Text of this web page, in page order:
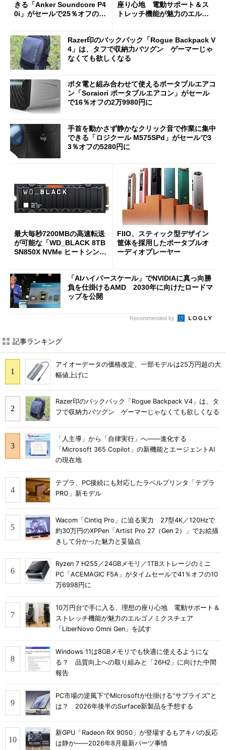
きる「Anker Soundcore P4
0i」がセールで25％オフの59
座り心地 電動サポート＆ス
トレッチ機能が魅力のエルゴ
Razer印のバックパック「Rogue Backpack V
4」は、タフで収納力バツグン ゲーマーじゃ
なくても欲しくなる
ポタ電と組み合わせて使えるポータブルエアコ
ン「Soraiori ポータブルエアコン」がセール
で16％オフの2万9980円に
手首を動かさず静かなクリック音で作業に集中
できる「ロジクール M575SPd」がセールで3
3％オフの5280円に
最大毎秒7200MBの高速転送
が可能な「WD_BLACK 8TB
SN850X NVMe ヒートシンク
FIIO、スティック型デザイン
筐体を採用したポータブルオ
ーディオプレーヤー
「AIハイパースケール」でNVIDIAに真っ向勝
負を仕掛けるAMD 2030年に向けたロードマ
ップを公開
Recommended by
記事ランキング
アイオーデータの価格改定、一部モデルは25万円超の大
幅値上げに
Razer印のバックパック「Rogue Backpack V4」は、タ
フで収納力バツグン ゲーマーじゃなくても欲しくなる
「人主導」から「自律実行」へ――進化する
「Microsoft 365 Copilot」の新機能とエージェントAI
の現在地
テプラ、PC接続にも対応したラベルプリンタ「テプラ
PRO」新モデル
Wacom「Cintiq Pro」に迫る実力 27型4K／120Hzで
約30万円のXPPen「Artist Pro 27（Gen 2）」でお絵描
きして分かった魅力と妥協点
Ryzen 7 H255／24GBメモリ／1TBストレージのミニ
PC「ACEMAGIC F5A」がタイムセールで41％オフの10
万6998円に
10万円台で手に入る、理想の座り心地 電動サポート＆
ストレッチ機能が魅力のエルゴノミクスチェア
「LiberNovo Omni Gen」を試す
Windows 11は8GBメモリでも快適に使えるようにな
る？ 品質向上への取り組みと「26H2」に向けた中間
報告
PC市場の逆風下でMicrosoftが仕掛ける“サプライズ”と
は？ 2026年後半のSurface新製品を予想する
新GPU「Radeon RX 9050」が登場するもアキバの反応
は静か――2026年8月最新パーツ事情